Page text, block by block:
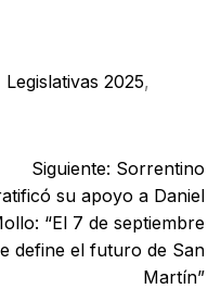
Legislativas 2025,
Siguiente: Sorrentino
su apoyo a Daniel
“El 7 de septiembre
define el futuro de San
Martín”